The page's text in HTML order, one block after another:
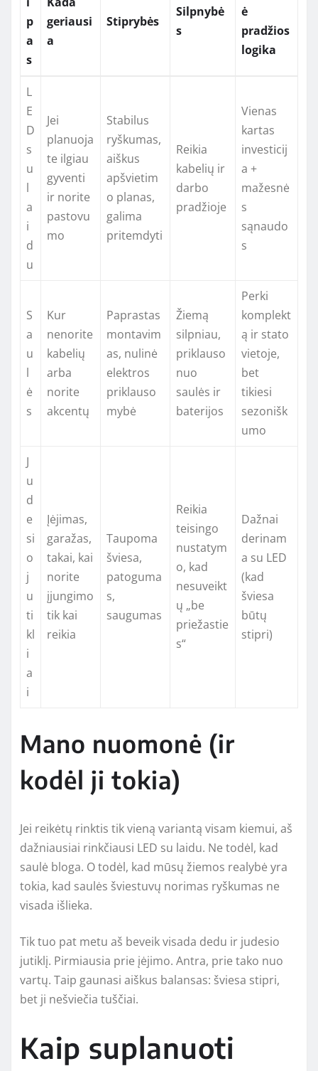
p
a
s
geriausi
a
Stiprybės
Silpnybė
s
ė
pradžios
logika
L
E
D
s
u
l
a
i
d
u
Jei
planuoja
te ilgiau
gyventi
ir norite
pastovu
mo
Stabilus
ryškumas,
aiškus
apšvietim
o planas,
galima
pritemdyti
Reikia
kabelių ir
darbo
pradžioje
Vienas
kartas
investicij
a +
mažesnė
s
sąnaudo
s
S
a
u
l
ė
s
Kur
nenorite
kabelių
arba
norite
akcentų
Paprastas
montavim
as, nulinė
elektros
priklauso
mybė
Žiemą
silpniau,
priklauso
nuo
saulės ir
baterijos
Perki
komplekt
ą ir stato
vietoje,
bet
tikiesi
sezonišk
umo
J
u
d
e
si
o
j
u
ti
kl
i
a
i
Įėjimas,
garažas,
takai, kai
norite
įjungimo
tik kai
reikia
Taupoma
šviesa,
patoguma
s,
saugumas
Reikia
teisingo
nustatym
o, kad
nesuveikt
ų „be
priežastie
s“
Dažnai
derinam
a su LED
(kad
šviesa
būtų
stipri)
Mano nuomonė (ir
kodėl ji tokia)
Jei reikėtų rinktis tik vieną variantą visam kiemui, aš
dažniausiai rinkčiausi LED su laidu. Ne todėl, kad
saulė bloga. O todėl, kad mūsų žiemos realybė yra
tokia, kad saulės šviestuvų norimas ryškumas ne
visada išlieka.
Tik tuo pat metu aš beveik visada dedu ir judesio
jutiklį. Pirmiausia prie įėjimo. Antra, prie tako nuo
vartų. Taip gaunasi aiškus balansas: šviesa stipri,
bet ji nešviečia tuščiai.
Kaip suplanuoti